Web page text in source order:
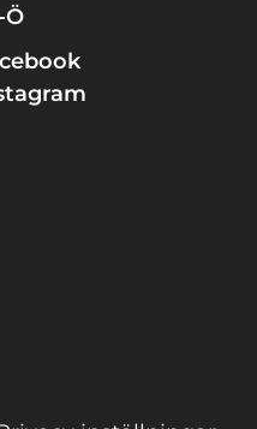
Ö